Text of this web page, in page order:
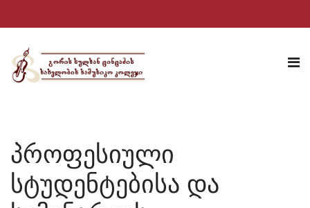
პროფესიული
სტუდენტებისა და